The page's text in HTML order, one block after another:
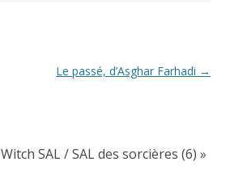
Le passé, d’Asghar Farhadi →
Witch SAL / SAL des sorcières (6) »